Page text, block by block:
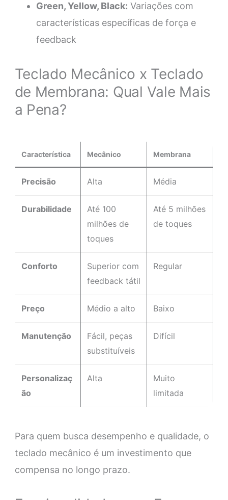
Green, Yellow, Black: Variações com
características específicas de força e
feedback
Teclado Mecânico x Teclado
de Membrana: Qual Vale Mais
a Pena?
Característica Mecânico Membrana
Precisão Alta Média
Durabilidade
Até 100
milhões de
toques
Até 5 milhões
de toques
Conforto
Superior com
feedback tátil
Regular
Preço Médio a alto Baixo
Manutenção
Fácil, peças
substituíveis
Difícil
Personalizaç
ão
Alta
Muito
limitada
Para quem busca desempenho e qualidade, o
teclado mecânico é um investimento que
compensa no longo prazo.